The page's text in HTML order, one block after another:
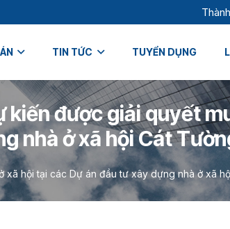
TIN TỨC TUYỂN DỤNG
được giải quyết
nhà ở xã hội Cát
hội tại các Dự án đầu tư xây dựng nhà ở xã